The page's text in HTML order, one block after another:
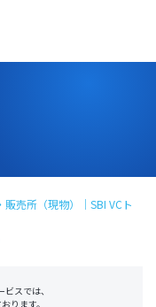
売所（現物）｜SBI VCト
スでは、
ります。